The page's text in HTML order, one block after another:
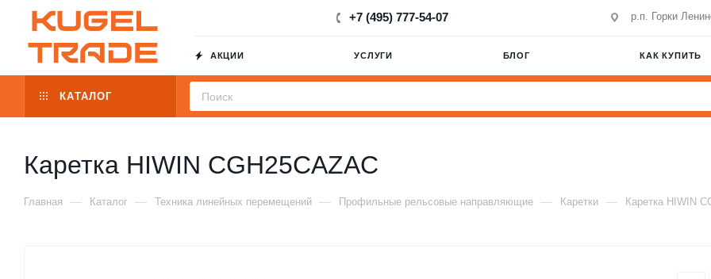
+7 (495) 777-54-07 р.п. Горки
АКЦИИ УСЛУГИ БЛОГ КАК КУПИТЬ
КАТАЛОГ
Каретка HIWIN CGH25CAZAC
Главная — Каталог — Техника линейных перемещений — Профильные рельсовые направляющие — Каретки — Каретка HIWIN